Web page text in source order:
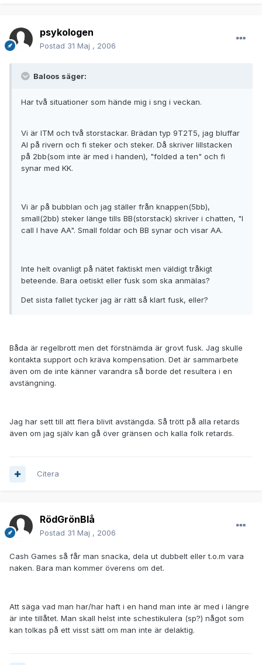
psykologen
Postad 31 Maj , 2006
Baloos säger:
Har två situationer som hände mig i sng i veckan.
Vi är ITM och två storstackar. Brädan typ 9T2T5, jag bluffar
AI på rivern och fi steker och steker. Då skriver lillstacken
på 2bb(som inte är med i handen), "folded a ten" och fi
synar med KK.
Vi är på bubblan och jag ställer från knappen(5bb),
small(2bb) steker länge tills BB(storstack) skriver i chatten, "I
call I have AA". Small foldar och BB synar och visar AA.
Inte helt ovanligt på nätet faktiskt men väldigt tråkigt
beteende. Bara oetiskt eller fusk som ska anmälas?
Det sista fallet tycker jag är rätt så klart fusk, eller?
Båda är regelbrott men det förstnämda är grovt fusk. Jag skulle
kontakta support och kräva kompensation. Det är sammarbete
även om de inte känner varandra så borde det resultera i en
avstängning.
Jag har sett till att flera blivit avstängda. Så trött på alla retards
även om jag själv kan gå över gränsen och kalla folk retards.
Citera
RödGrönBlå
Postad 31 Maj , 2006
Cash Games så får man snacka, dela ut dubbelt eller t.o.m vara
naken. Bara man kommer överens om det.
Att säga vad man har/har haft i en hand man inte är med i längre
är inte tillåtet. Man skall helst inte schestikulera (sp?) något som
kan tolkas på ett visst sätt om man inte är delaktig.